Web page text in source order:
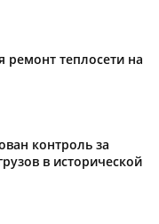
ремонт теплосети на
контроль за
в исторической